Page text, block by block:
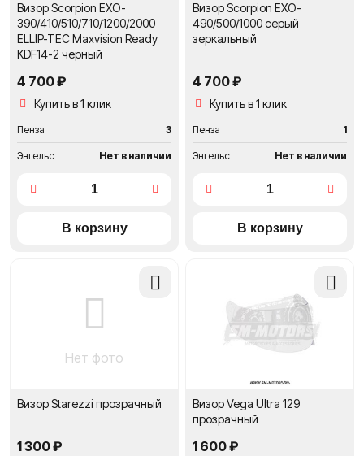
Визор Scorpion EXO-
390/410/510/710/1200/2000
ELLIP-TEC Maxvision Ready
KDF14-2 черный
4 700 ₽
Купить в 1 клик
Пенза 3
Энгельс Нет в наличии
Визор Scorpion EXO-
490/500/1000 серый
зеркальный
4 700 ₽
Купить в 1 клик
Пенза 1
Энгельс Нет в наличии
Добавить
Нет фото
Визор Starezzi прозрачный
1 300 ₽
Визор Vega Ultra 129
прозрачный
1 600 ₽